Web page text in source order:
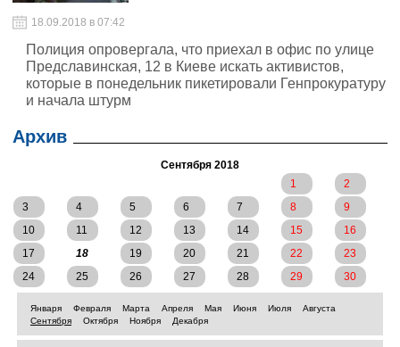
18.09.2018 в 07:42
Полиция опровергала, что приехал в офис по улице
Предславинская, 12 в Киеве искать активистов,
которые в понедельник пикетировали Генпрокуратуру
и начала штурм
Архив
Сентября 2018
1
2
3
4 5 6 7 8
9
10
11 12 13 14 15
16
17
18 19 20 21 22
23
24
25 26 27 28 29 30
Января Февраля Марта Апреля Мая Июня Июля
Августа
Сентября
Октября Ноября Декабря